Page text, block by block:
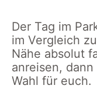
Der Tag im
im Vergleich
Nähe absolut
anreisen,
Wahl für euch.